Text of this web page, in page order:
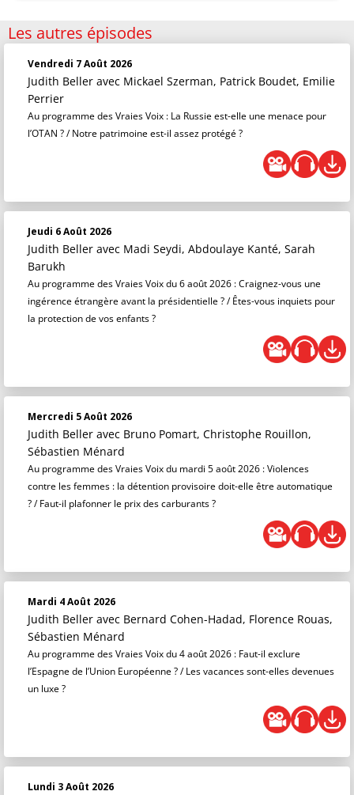
Les autres épisodes
Vendredi 7 Août 2026
Judith Beller avec Mickael Szerman, Patrick Boudet, Emilie
Perrier
Au programme des Vraies Voix : La Russie est-elle une menace pour
l’OTAN ? / Notre patrimoine est-il assez protégé ?
Jeudi 6 Août 2026
Judith Beller avec Madi Seydi, Abdoulaye Kanté, Sarah
Barukh
Au programme des Vraies Voix du 6 août 2026 : Craignez-vous une
ingérence étrangère avant la présidentielle ? / Êtes-vous inquiets pour
la protection de vos enfants ?
Mercredi 5 Août 2026
Judith Beller avec Bruno Pomart, Christophe Rouillon,
Sébastien Ménard
Au programme des Vraies Voix du mardi 5 août 2026 : Violences
contre les femmes : la détention provisoire doit-elle être automatique
? / Faut-il plafonner le prix des carburants ?
Mardi 4 Août 2026
Judith Beller avec Bernard Cohen-Hadad, Florence Rouas,
Sébastien Ménard
Au programme des Vraies Voix du 4 août 2026 : Faut-il exclure
l’Espagne de l’Union Européenne ? / Les vacances sont-elles devenues
un luxe ?
Lundi 3 Août 2026